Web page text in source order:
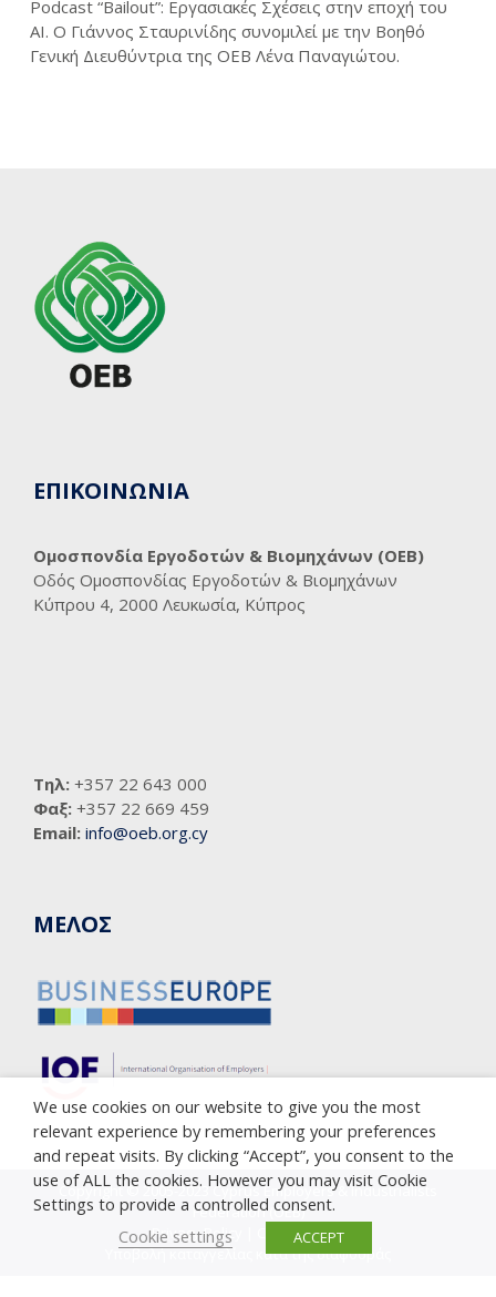
Podcast “Bailout”: Εργασιακές Σχέσεις στην εποχή του
AI. Ο Γιάννος Σταυρινίδης συνομιλεί με την Βοηθό
Γενική Διευθύντρια της ΟΕΒ Λένα Παναγιώτου.
ΕΠΙΚΟΙΝΩΝΙΑ
Ομοσπονδία Εργοδοτών & Βιομηχάνων (ΟΕΒ)
Οδός Ομοσπονδίας Εργοδοτών & Βιομηχάνων
Κύπρου 4, 2000 Λευκωσία, Κύπρος
Τηλ: +357 22 643 000
Φαξ: +357 22 669 459
Email: info@oeb.org.cy
ΜΕΛΟΣ
Copyright © 2005-2023 Cyprus Employers & Industrialists
Federation (OEB)
Privacy Policy
Cookie Policy
Υποβολή καταγγελίας κατά της διαφθοράς
We use cookies on our website to give you the most
relevant experience by remembering your preferences
and repeat visits. By clicking “Accept”, you consent to the
use of ALL the cookies. However you may visit Cookie
Settings to provide a controlled consent.
Cookie settings
ACCEPT